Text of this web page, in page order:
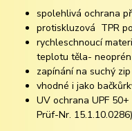
spolehlivá ochrana
protiskluzová TPR
rychleschnoucí
teplotu těla- neoprén
zapínání na suchý zip
vhodné i jako
UV ochrana UPF
Prüf-Nr. 15.1.10.0286)